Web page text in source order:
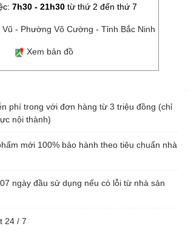
7h30 - 21h30từ thứ 2 đến thứ 7
Vũ - Phường Võ Cường - Tỉnh Bắc Ninh
Xem bản đồ
phí trong với đơn hàng từ 3 triệu đồng (chỉ
nội thành)
mới 100% bảo hành theo tiêu chuẩn nhà
ngày đầu sử dụng nếu có lỗi từ nhà sản
24 / 7